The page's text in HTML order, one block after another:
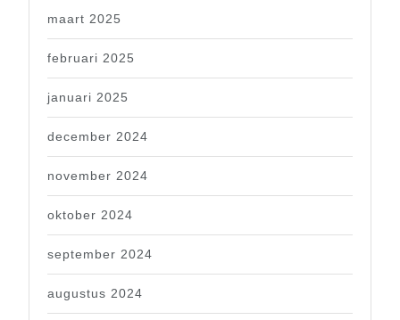
maart 2025
februari 2025
januari 2025
december 2024
november 2024
oktober 2024
september 2024
augustus 2024